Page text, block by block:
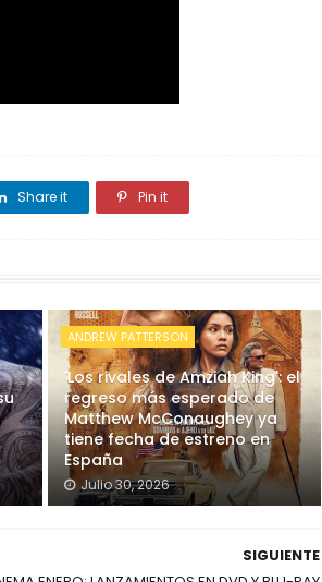
Share it Pin it
ANDREW PATTERSON
'Los rivales de Amziah King': el
regreso más esperado de
Matthew McConaughey ya
tiene fecha de estreno en
España
Julio 30, 2026
SIGUIENTE